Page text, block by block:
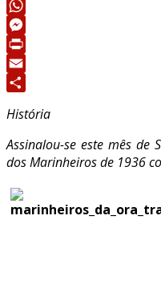
Twitter
WhatsApp
Messenger
Print
Email
História
Assinalou-se este mês de
dos Marinheiros de 1936